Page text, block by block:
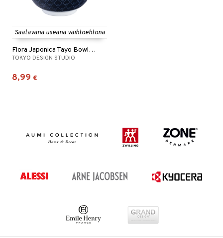
Saatavana useana vaihtoehtona
Flora Japonica Tayo Bowl 14.8cm
TOKYO DESIGN STUDIO
8,99 €